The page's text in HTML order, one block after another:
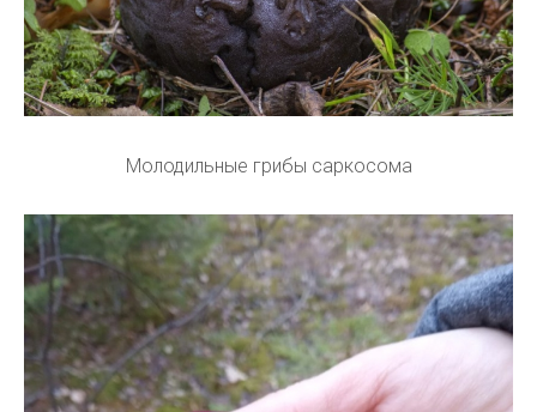
Молодильные грибы саркосома